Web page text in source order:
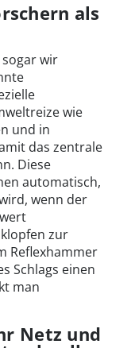
als
wir
wie
und in
das zentrale
Diese
automatisch,
wenn der
zur
Reflexhammer
Schlags einen
man
Netz und